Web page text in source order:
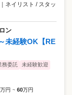
通のシーズンアート
ンペティションでグ
していただけます。
こそ！将来は、
スタッフ教育、各
ます。
接客でお客様が笑顔
ゃ物足りなかった
っていて 一流の講
つけば、自分でも驚
｜ ネイリスト / スタッ
ン
未経験OK【RE
務委託
未経験歓迎
万円 ~ 60万円